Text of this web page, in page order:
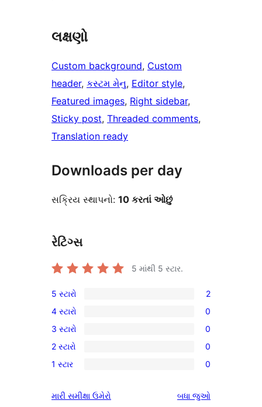
લક્ષણો
Custom background, Custom
header, કસ્ટમ મેનુ, Editor style
Featured images, Right sidebar
Sticky post, Threaded comments
Translation ready
Downloads per day
સક્રિય સ્થાપનો: 10 કરતાં ઓછું
રેટિંગ્સ
5 માંથી 5 સ્ટાર.
2
5-
સ્ટાર
સમીક્ષાઓ
5 સ્ટારો 2
0
4-
સ્ટાર
સમીક્ષાઓ
4 સ્ટારો 0
0
3-
સ્ટાર
3 સ્ટારો 0
0
2-
સમીક્ષાઓ
2 સ્ટારો 0
0
સ્ટાર
1 સ્ટાર 0
મારી સમીક્ષા ઉમેરો બધા સમીક્ષાઓ
જુઓ